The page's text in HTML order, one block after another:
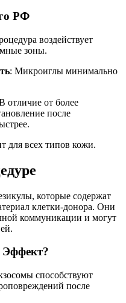
РФ
воздействует
зоны.
: Микроиглы минимально
отличие от более
после
для всех типов кожи.
которые содержат
клетки-донора. Они
коммуникации и могут
способствуют
после